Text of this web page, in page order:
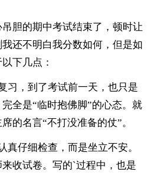
的期中考试结束了，顿时让
还不明白我分数如何，但是如
下几点：
，到了考试前一天，也只是
全是“临时抱佛脚”的心态。就
的名言“不打没准备的仗”。
仔细检查，而是坐立不安。
收试卷。写的`过程中，也是